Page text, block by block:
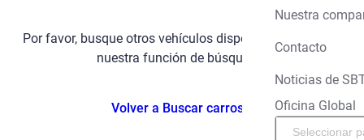
Nuestra
Contacto
Noticias de
Oficina Global
Por favor, busque otros vehículos disponibles utilizando
nuestra función de búsqueda.
Volver a Buscar carros